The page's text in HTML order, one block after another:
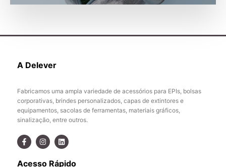
A Delever
Fabricamos uma ampla variedade de acessórios para EPIs, bolsas
corporativas, brindes personalizados, capas de extintores e
equipamentos, sacolas de ferramentas, materiais gráficos,
sinalização, entre outros.
Acesso Rápido